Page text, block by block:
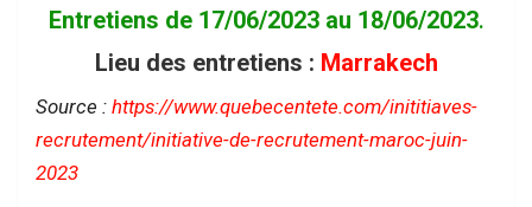
Entretiens de 17/06/2023 au 18/06/2023.
Lieu des entretiens : Marrakech
Source : https://www.quebecentete.com/inititiaves-
recrutement/initiative-de-recrutement-maroc-juin-
2023